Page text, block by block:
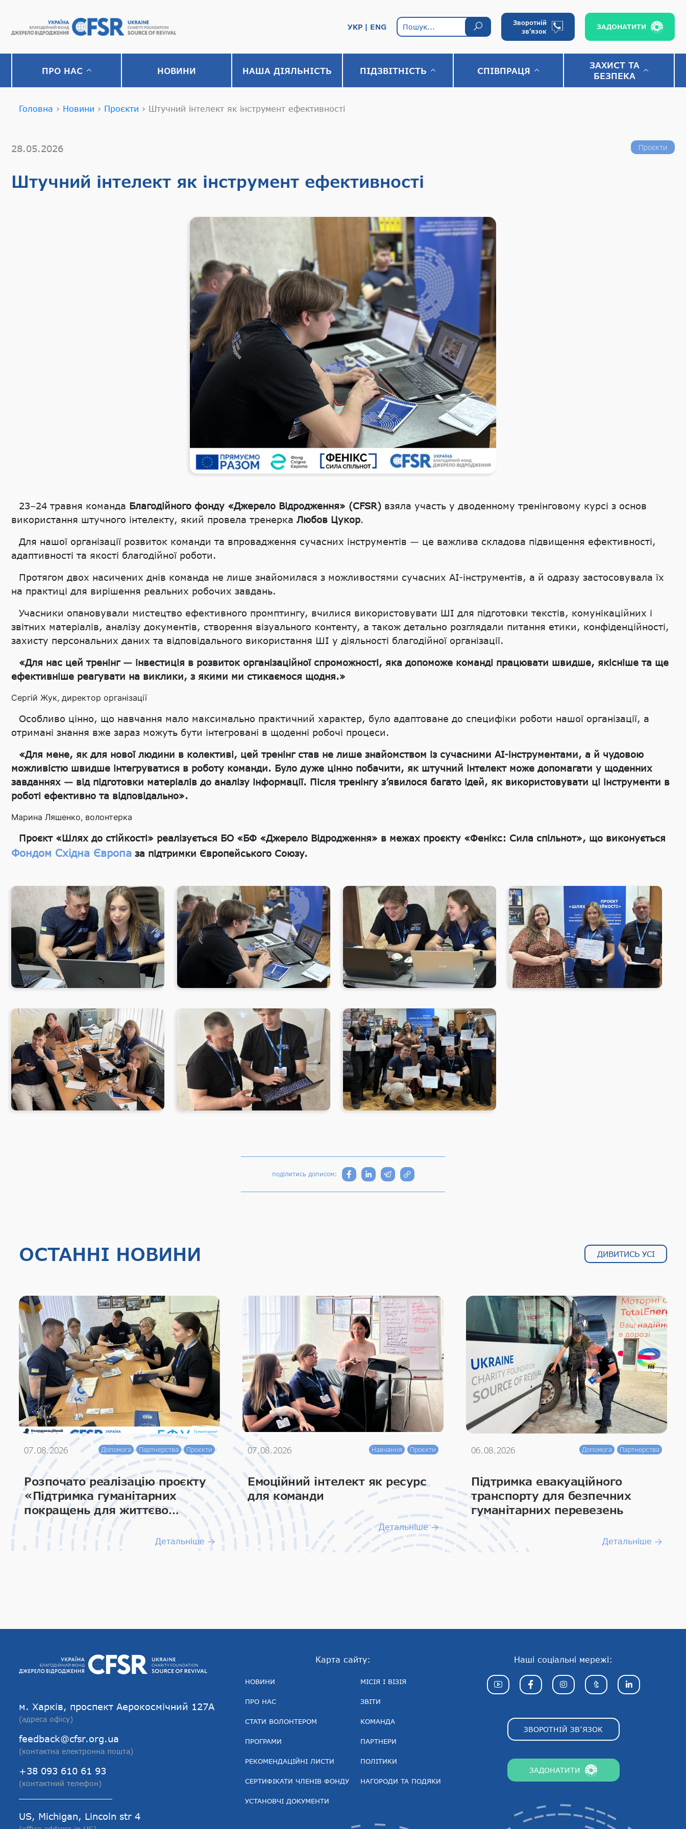
УКР ENG
Зворотній
зв’язок
ЗАДОНАТИТИ
ПРО НАС НОВИНИ НАША ДІЯЛЬНІСТЬ ПІДЗВІТНІСТЬ СПІВПРАЦЯ
ЗАХИСТ ТА
БЕЗПЕКА
Головна › Новини › Проєкти › Штучний інтелект як інструмент ефективності
28.05.2026 Проєкти
Штучний інтелект як інструмент ефективності
23–24 травня команда Благодійного фонду «Джерело Відродження» (CFSR) взяла участь у дводенному тренінговому курсі з основ
використання штучного інтелекту, який провела тренерка Любов Цукор.
Для нашої організації розвиток команди та впровадження сучасних інструментів — це важлива складова підвищення ефективності,
адаптивності та якості благодійної роботи.
Протягом двох насичених днів команда не лише знайомилася з можливостями сучасних AI-інструментів, а й одразу застосовувала їх
на практиці для вирішення реальних робочих завдань.
Учасники опановували мистецтво ефективного промптингу, вчилися використовувати ШІ для підготовки текстів, комунікаційних і
звітних матеріалів, аналізу документів, створення візуального контенту, а також детально розглядали питання етики, конфіденційності,
захисту персональних даних та відповідального використання ШІ у діяльності благодійної організації.
«Для нас цей тренінг — інвестиція в розвиток організаційної спроможності, яка допоможе команді працювати швидше, якісніше та ще
ефективніше реагувати на виклики, з якими ми стикаємося щодня.»
Сергій Жук, директор організації
Особливо цінно, що навчання мало максимально практичний характер, було адаптоване до специфіки роботи нашої організації, а
отримані знання вже зараз можуть бути інтегровані в щоденні робочі процеси.
«Для мене, як для нової людини в колективі, цей тренінг став не лише знайомством із сучасними AI-інструментами, а й чудовою
можливістю швидше інтегруватися в роботу команди. Було дуже цінно побачити, як штучний інтелект може допомагати у щоденних
завданнях — від підготовки матеріалів до аналізу інформації. Після тренінгу з’явилося багато ідей, як використовувати ці інструменти в
роботі ефективно та відповідально».
Марина Ляшенко, волонтерка
Проєкт «Шлях до стійкості» реалізується БО «БФ «Джерело Відродження» в межах проєкту «Фенікс: Сила спільнот», що виконується
Фондом Східна Європа за підтримки Європейського Союзу.
поділитись дописом:
ОСТАННІ НОВИНИ ДИВИТИСЬ УСІ
07.08.2026 Допомога Партнерства Проєкти
Розпочато реалізацію проєкту
«Підтримка гуманітарних
покращень для життєво
важливих умов та гідності»
Детальніше
07.08.2026 Навчання Проєкти
Емоційний інтелект як ресурс
для команди
Детальніше
06.08.2026 Допомога Партнерства
Підтримка евакуаційного
транспорту для безпечних
гуманітарних перевезень
Детальніше
м. Харків, проспект Аерокосмічний 127А
(адреса офісу)
feedback@cfsr.org.ua
(контактна електронна пошта)
+38 093 610 61 93
(контактний телефон)
US, Michigan, Lincoln str 4
Карта сайту:
НОВИНИ
ПРО НАС
СТАТИ ВОЛОНТЕРОМ
ПРОГРАМИ
РЕКОМЕНДАЦІЙНІ ЛИСТИ
СЕРТИФІКАТИ ЧЛЕНІВ ФОНДУ
УСТАНОВЧІ ДОКУМЕНТИ
МІСІЯ І ВІЗІЯ
ЗВІТИ
КОМАНДА
ПАРТНЕРИ
ПОЛІТИКИ
НАГОРОДИ ТА ПОДЯКИ
Наші соціальні мережі:
ЗВОРОТНІЙ ЗВ’ЯЗОК
ЗАДОНАТИТИ